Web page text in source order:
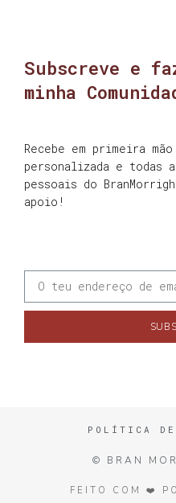
Subscreve e
minha
Recebe em primeira mão
personalizada e todas
pessoais do
apoio!
POLÍTICA
© BRAN
FEITO COM ❤️